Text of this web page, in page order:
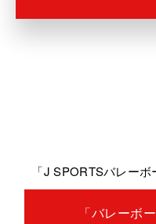
「J SPORTSバレー
「バレーボ